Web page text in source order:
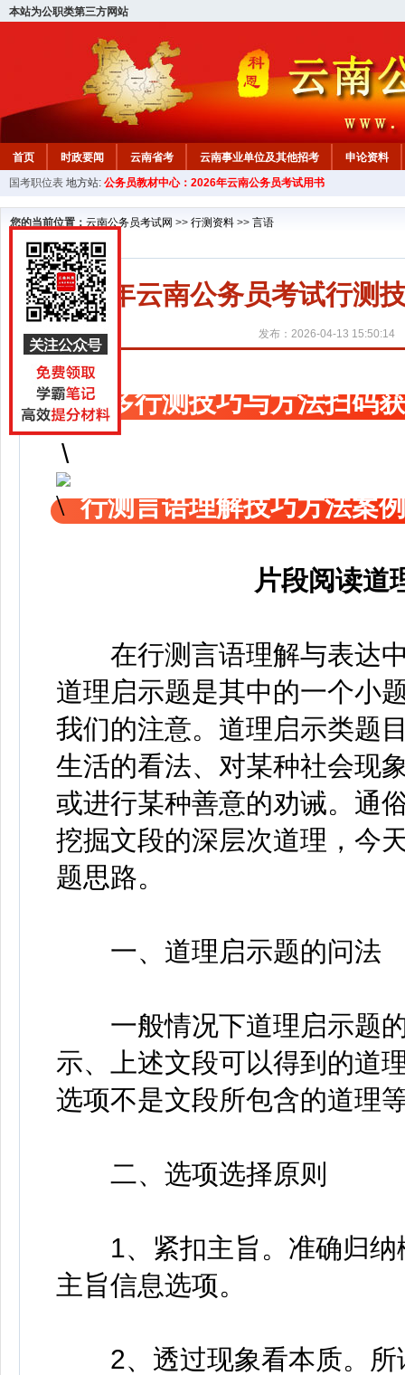
本站为公职类第三方网站
首页 时政要闻 云南省考 云南事业单位及其他招考
申论资料
国考职位表 地方站: 公务员教材中心：2026年云南公务员考试用书
您的当前位置： 云南公务员考试网 >> 行测资料 >> 言语
2027年云南公务员考试行测
发布：2026-04-13 15:50:14
更多行测技巧与方法扫码
行测言语理解技巧方法案例
片段阅读道
在行测言语理解与表达中
道理启示题是其中的一个小
我们的注意。道理启示类题
生活的看法、对某种社会现
或进行某种善意的劝诫。通
挖掘文段的深层次道理，今
题思路。
一、道理启示题的问法
一般情况下道理启示题的
示、上述文段可以得到的道
选项不是文段所包含的道理
二、选项选择原则
1、紧扣主旨。准确归纳
主旨信息选项。
2、透过现象看本质。所